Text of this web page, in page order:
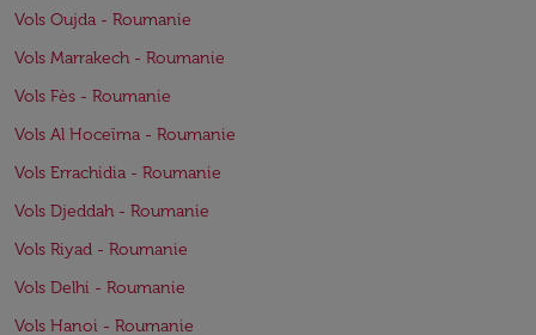
Vols Oujda - Roumanie
Vols Marrakech - Roumanie
Vols Fès - Roumanie
Vols Al Hoceïma - Roumanie
Vols Errachidia - Roumanie
Vols Djeddah - Roumanie
Vols Riyad - Roumanie
Vols Delhi - Roumanie
Vols Hanoi - Roumanie